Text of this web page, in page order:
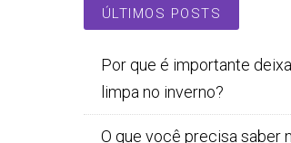
ÚLTIMOS POSTS
Por que é importante
limpa no inverno?
O que você precisa saber